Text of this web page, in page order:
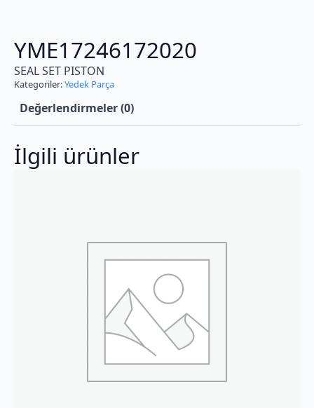
YME17246172020
SEAL SET PISTON
Kategoriler:Yedek Parça
Değerlendirmeler (0)
İlgili ürünler